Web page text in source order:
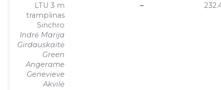
LTU 3 m
tramplinas
Sinchro
Indrė Marija
Girdauskaitė
Green
Angerame
Genevieve
Akvilė
–